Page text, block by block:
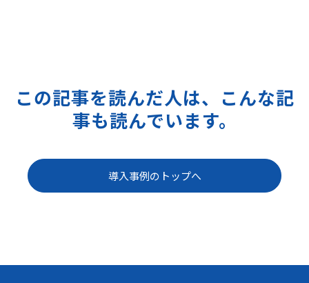
この記事を読んだ人は、こんな記
事も読んでいます。
導入事例のトップへ